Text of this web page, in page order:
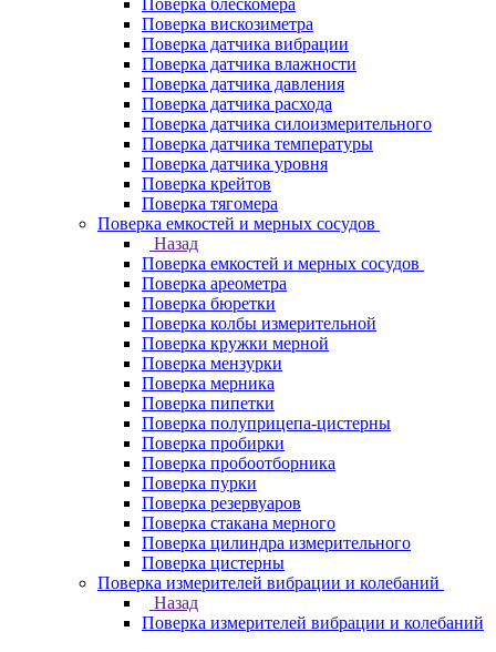
Поверка блескомера
Поверка вискозиметра
Поверка датчика вибрации
Поверка датчика влажности
Поверка датчика давления
Поверка датчика расхода
Поверка датчика силоизмерительного
Поверка датчика температуры
Поверка датчика уровня
Поверка крейтов
Поверка тягомера
Поверка емкостей и мерных сосудов
Назад
Поверка емкостей и мерных сосудов
Поверка ареометра
Поверка бюретки
Поверка колбы измерительной
Поверка кружки мерной
Поверка мензурки
Поверка мерника
Поверка пипетки
Поверка полуприцепа-цистерны
Поверка пробирки
Поверка пробоотборника
Поверка пурки
Поверка резервуаров
Поверка стакана мерного
Поверка цилиндра измерительного
Поверка цистерны
Поверка измерителей вибрации и колебаний
Назад
Поверка измерителей вибрации и колебаний